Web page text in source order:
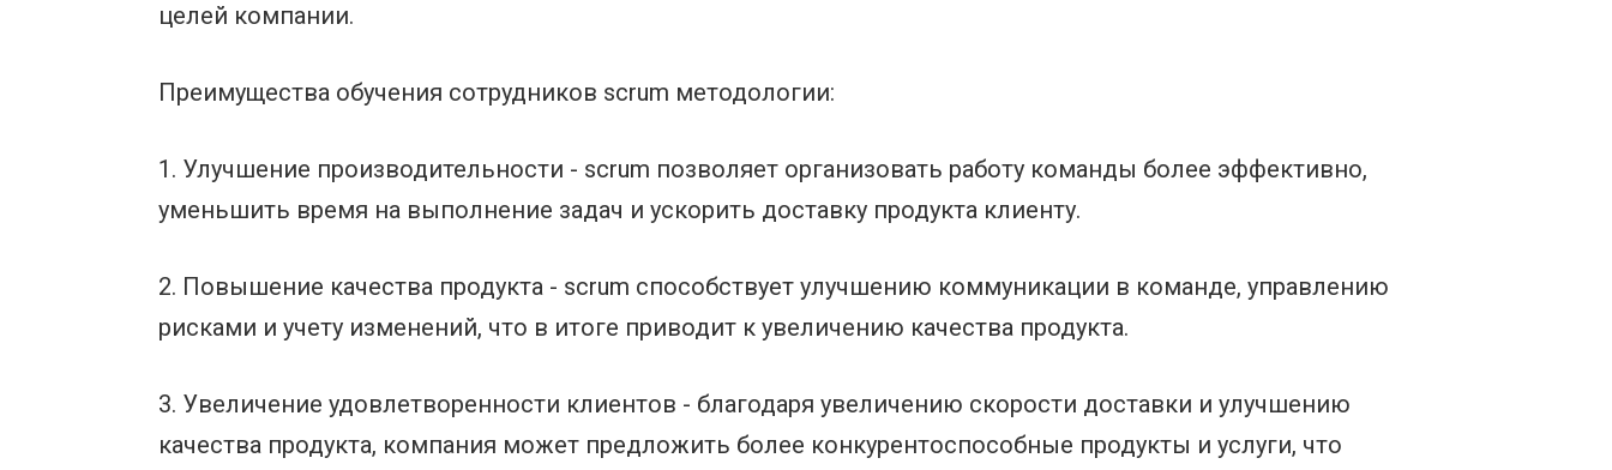
целей компании.
Преимущества обучения сотрудников scrum методологии:
1. Улучшение производительности - scrum позволяет организовать работу команды более эффективно,
уменьшить время на выполнение задач и ускорить доставку продукта клиенту.
2. Повышение качества продукта - scrum способствует улучшению коммуникации в команде, управлению
рисками и учету изменений, что в итоге приводит к увеличению качества продукта.
3. Увеличение удовлетворенности клиентов - благодаря увеличению скорости доставки и улучшению
качества продукта, компания может предложить более конкурентоспособные продукты и услуги, что